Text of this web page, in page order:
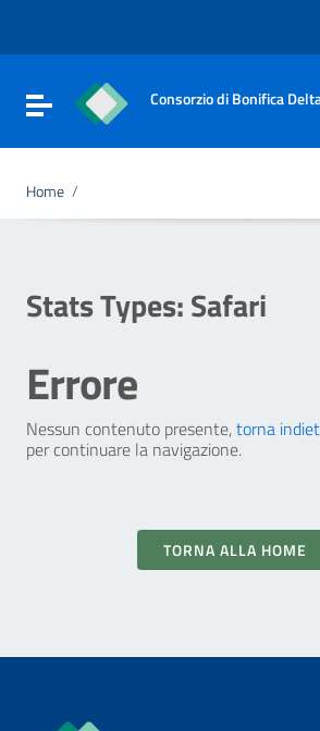
Vai al footer
Attiva / disattiva la navigazione
Consorzio di Bonifica
Home /
Stats Types:Safari
Errore
Nessun contenuto presente,torna
per continuare la navigazione.
TORNA ALLA HOME